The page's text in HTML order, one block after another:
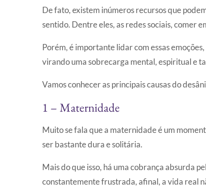
De fato, existem inúmeros recursos que
sentido. Dentre eles, as redes sociais, comer
Porém, é importante lidar com essas
virando uma sobrecarga mental, espiritual e
Vamos conhecer as principais causas do
1 – Maternidade
Muito se fala que a maternidade é um
ser bastante dura e solitária.
Mais do que isso, há uma cobrança absurda
constantemente frustrada, afinal, a vida real